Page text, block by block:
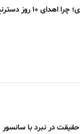
از مریوان تا
در نبرد با سانسور